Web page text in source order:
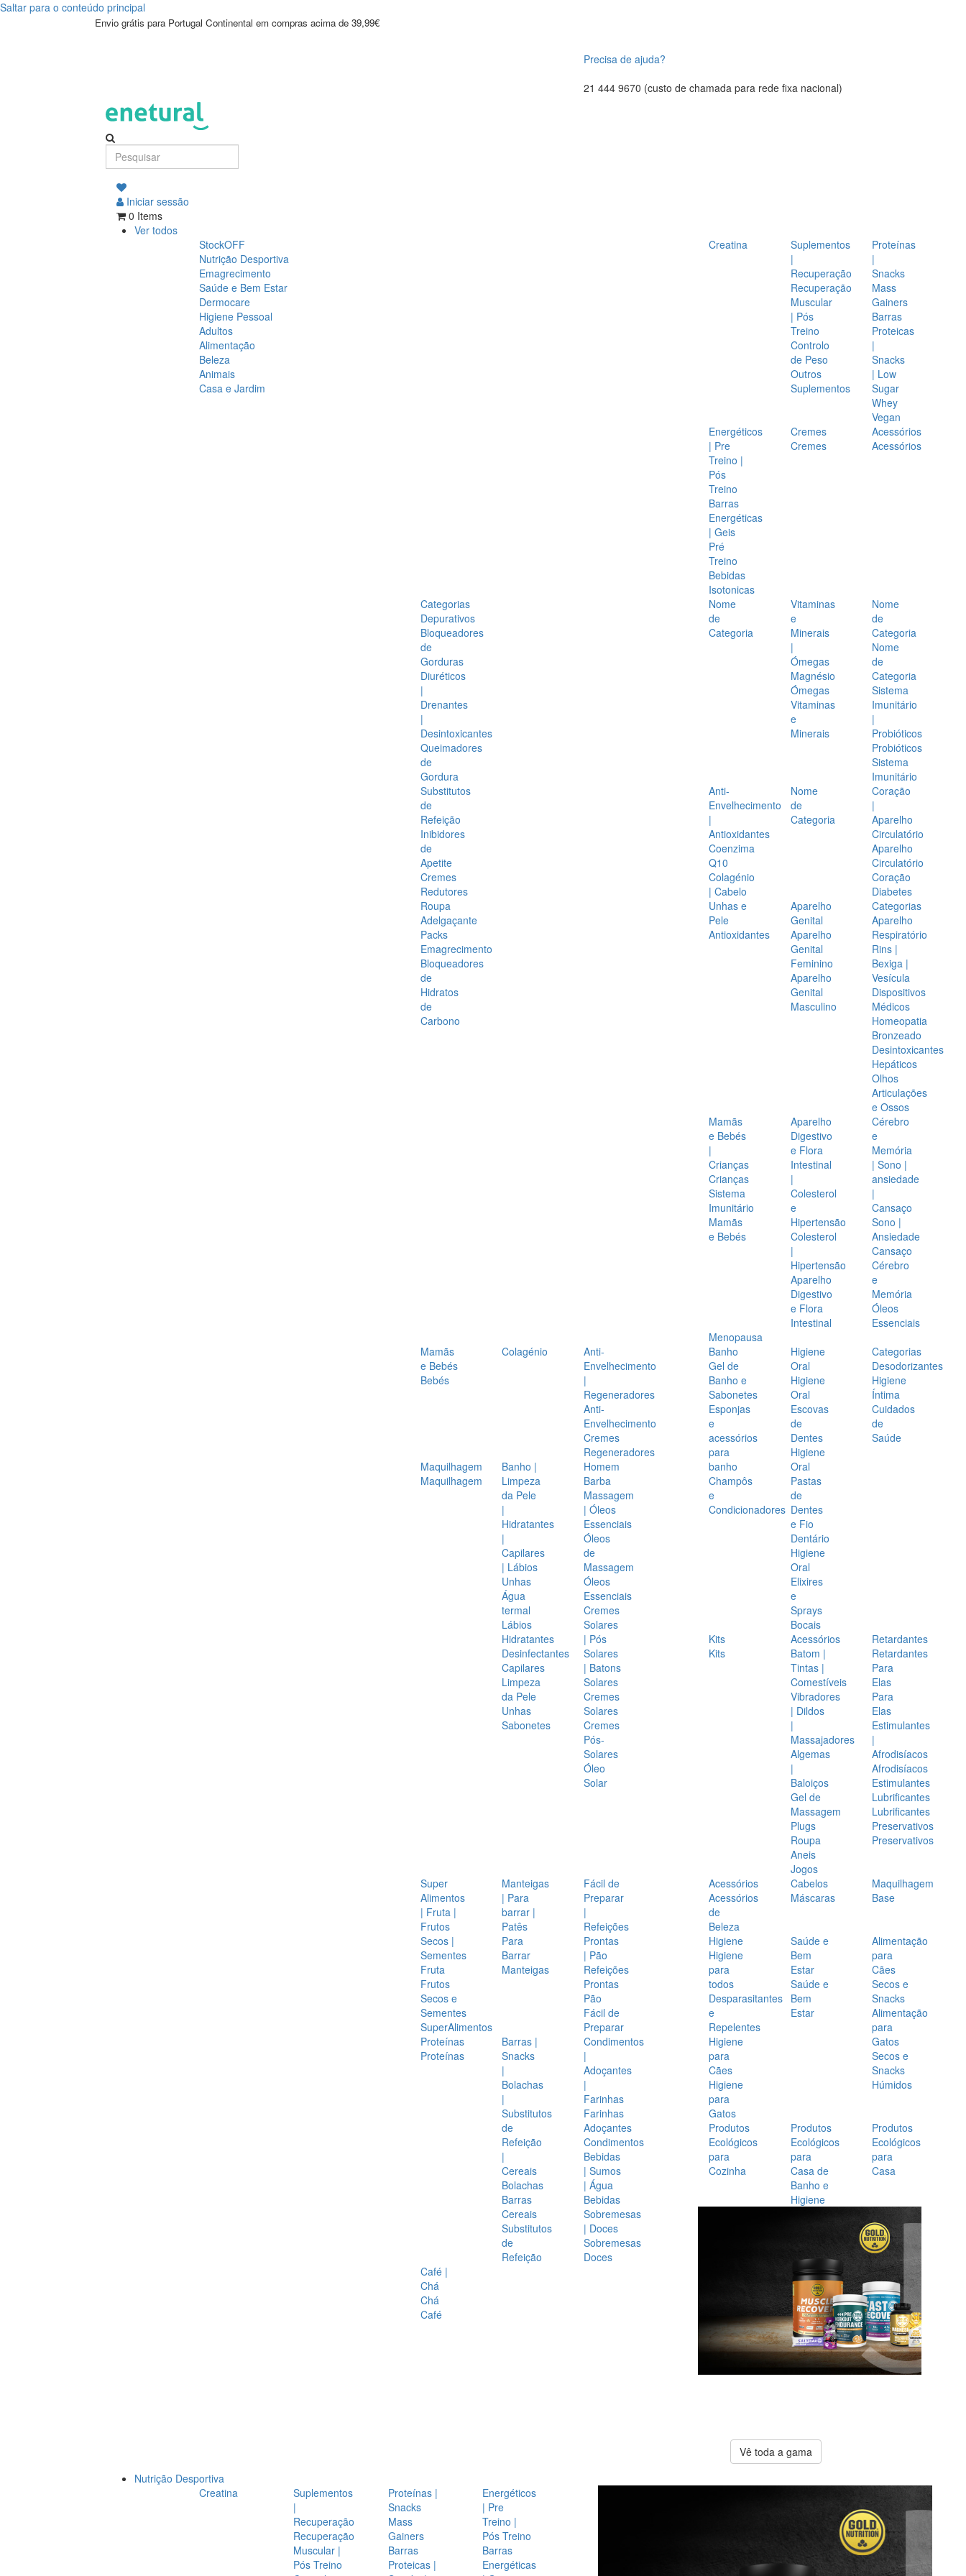
Saltar para o conteúdo principal
Envio grátis para Portugal Continental em compras acima de 39,99€
Precisa de ajuda?
21 444 9670 (custo de chamada para rede fixa nacional)
Iniciar sessão
0 Items
Ver todos
StockOFF
Nutrição Desportiva
Emagrecimento
Saúde e Bem Estar
Dermocare
Higiene Pessoal
Adultos
Alimentação
Beleza
Animais
Casa e Jardim
Creatina
Suplementos
|
Recuperação
Recuperação
Muscular
| Pós
Treino
Controlo
de Peso
Outros
Suplementos
Proteínas
|
Snacks
Mass
Gainers
Barras
Proteicas
|
Snacks
| Low
Sugar
Whey
Vegan
Energéticos
| Pre
Treino |
Pós
Treino
Barras
Energéticas
| Geis
Pré
Treino
Bebidas
Isotonicas
Cremes
Cremes
Acessórios
Acessórios
Categorias
Depurativos
Bloqueadores
de
Gorduras
Diuréticos
|
Drenantes
|
Desintoxicantes
Queimadores
de
Gordura
Substitutos
de
Refeição
Inibidores
de
Apetite
Cremes
Redutores
Roupa
Adelgaçante
Packs
Emagrecimento
Bloqueadores
de
Hidratos
de
Carbono
Nome
de
Categoria
Vitaminas
e
Minerais
|
Ómegas
Magnésio
Ómegas
Vitaminas
e
Minerais
Nome
de
Categoria
Nome
de
Categoria
Sistema
Imunitário
|
Probióticos
Probióticos
Sistema
Imunitário
Anti-
Envelhecimento
|
Antioxidantes
Coenzima
Q10
Colagénio
| Cabelo
Unhas e
Pele
Antioxidantes
Nome
de
Categoria
Coração
|
Aparelho
Circulatório
Aparelho
Circulatório
Coração
Diabetes
Aparelho
Genital
Aparelho
Genital
Feminino
Aparelho
Genital
Masculino
Categorias
Aparelho
Respiratório
Rins |
Bexiga |
Vesícula
Dispositivos
Médicos
Homeopatia
Bronzeado
Desintoxicantes
Hepáticos
Olhos
Articulações
e Ossos
Mamãs
e Bebés
|
Crianças
Crianças
Sistema
Imunitário
Mamãs
e Bebés
Aparelho
Digestivo
e Flora
Intestinal
|
Colesterol
e
Hipertensão
Colesterol
|
Hipertensão
Aparelho
Digestivo
e Flora
Intestinal
Cérebro
e
Memória
| Sono |
ansiedade
|
Cansaço
Sono |
Ansiedade
Cansaço
Cérebro
e
Memória
Óleos
Essenciais
Menopausa
Mamãs
e Bebés
Bebés
Colagénio
Anti-
Envelhecimento
|
Regeneradores
Anti-
Envelhecimento
Cremes
Regeneradores
Maquilhagem
Maquilhagem
Banho |
Limpeza
da Pele
|
Hidratantes
|
Capilares
| Lábios
Unhas
Água
termal
Lábios
Hidratantes
Desinfectantes
Capilares
Limpeza
da Pele
Unhas
Sabonetes
Homem
Barba
Massagem
| Óleos
Essenciais
Óleos
de
Massagem
Óleos
Essenciais
Cremes
Solares
| Pós
Solares
| Batons
Solares
Cremes
Solares
Cremes
Pós-
Solares
Óleo
Solar
Banho
Gel de
Banho e
Sabonetes
Esponjas
e
acessórios
para
banho
Champôs
e
Condicionadores
Higiene
Oral
Higiene
Oral
Escovas
de
Dentes
Higiene
Oral
Pastas
de
Dentes
e Fio
Dentário
Higiene
Oral
Elixires
e
Sprays
Bocais
Categorias
Desodorizantes
Higiene
Íntima
Cuidados
de
Saúde
Kits
Kits
Acessórios
Batom |
Tintas |
Comestíveis
Vibradores
| Dildos
|
Massajadores
Algemas
|
Baloiços
Gel de
Massagem
Plugs
Roupa
Aneis
Jogos
Retardantes
Retardantes
Para
Elas
Para
Elas
Estimulantes
|
Afrodisíacos
Afrodisíacos
Estimulantes
Lubrificantes
Lubrificantes
Preservativos
Preservativos
Super
Alimentos
| Fruta |
Frutos
Secos |
Sementes
Fruta
Frutos
Secos e
Sementes
SuperAlimentos
Manteigas
| Para
barrar |
Patês
Para
Barrar
Manteigas
Fácil de
Preparar
|
Refeições
Prontas
| Pão
Refeições
Prontas
Pão
Fácil de
Preparar
Proteínas
Proteínas
Barras |
Snacks
|
Bolachas
|
Substitutos
de
Refeição
|
Cereais
Bolachas
Barras
Cereais
Substitutos
de
Refeição
Condimentos
|
Adoçantes
|
Farinhas
Farinhas
Adoçantes
Condimentos
Bebidas
| Sumos
| Água
Bebidas
Sobremesas
| Doces
Sobremesas
Doces
Café |
Chá
Chá
Café
Acessórios
Acessórios
de
Beleza
Cabelos
Máscaras
Maquilhagem
Base
Higiene
Higiene
para
todos
Desparasitantes
e
Repelentes
Higiene
para
Cães
Higiene
para
Gatos
Saúde e
Bem
Estar
Saúde e
Bem
Estar
Alimentação
para
Cães
Secos e
Snacks
Alimentação
para
Gatos
Secos e
Snacks
Húmidos
Produtos
Ecológicos
para
Cozinha
Produtos
Ecológicos
para
Casa de
Banho e
Higiene
Produtos
Ecológicos
para
Casa
Vê toda a gama
Nutrição Desportiva
Creatina
Suplementos
|
Recuperação
Recuperação
Muscular |
Pós Treino
Proteínas |
Snacks
Mass
Gainers
Barras
Proteicas |
Energéticos
| Pre
Treino |
Pós Treino
Barras
Energéticas